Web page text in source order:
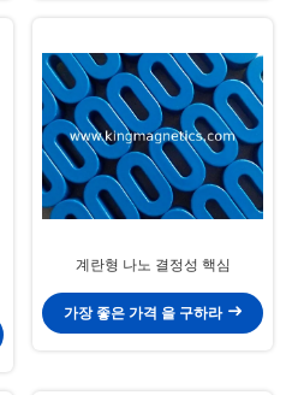
계란형 나노 결정성 핵심
가장 좋은 가격 을 구하라